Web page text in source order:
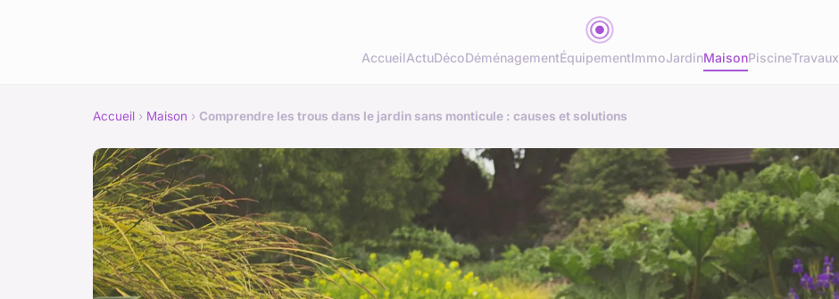
AccueilActuDécoDéménagementÉquipementImmoJardinMaisonPiscineTravaux
Accueil › Maison › Comprendre les trous dans le jardin sans monticule : causes et solutions